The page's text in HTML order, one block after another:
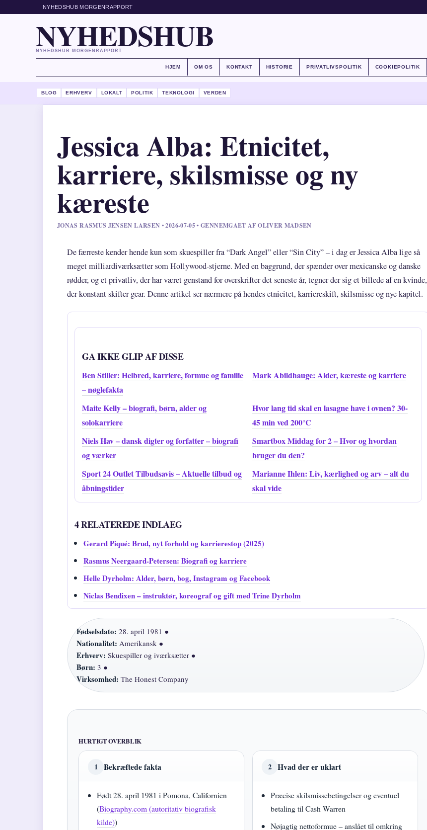
NYHEDSHUB MORGENRAPPORT
NYHEDSHUB
NYHEDSHUB MORGENRAPPORT
HJEM OM OS KONTAKT HISTORIE PRIVATLIVSPOLITIK COOKIEPOLITIK
BLOG ERHVERV LOKALT POLITIK TEKNOLOGI VERDEN
Jessica Alba: Etnicitet,
karriere, skilsmisse og ny
kæreste
JONAS RASMUS JENSEN LARSEN • 2026-07-05 • GENNEMGAET AF OLIVER MADSEN
De færreste kender hende kun som skuespiller fra “Dark Angel” eller “Sin City” – i dag er Jessica Alba lige så
meget milliardiværksætter som Hollywood-stjerne. Med en baggrund, der spænder over mexicanske og danske
rødder, og et privatliv, der har været genstand for overskrifter det seneste år, tegner der sig et billede af en kvinde,
der konstant skifter gear. Denne artikel ser nærmere på hendes etnicitet, karriereskift, skilsmisse og nye kapitel.
GA IKKE GLIP AF DISSE
Ben Stiller: Helbred, karriere, formue og familie
– nøglefakta
Mark Abildhauge: Alder, kæreste og karriere
Maite Kelly – biografi, børn, alder og
solokarriere
Hvor lang tid skal en lasagne have i ovnen? 30-
45 min ved 200°C
Niels Hav – dansk digter og forfatter – biografi
og værker
Smartbox Middag for 2 – Hvor og hvordan
bruger du den?
Sport 24 Outlet Tilbudsavis – Aktuelle tilbud og
åbningstider
Marianne Ihlen: Liv, kærlighed og arv – alt du
skal vide
4 RELATEREDE INDLAEG
Gerard Piqué: Brud, nyt forhold og karrierestop (2025)
Rasmus Neergaard-Petersen: Biografi og karriere
Helle Dyrholm: Alder, børn, bog, Instagram og Facebook
Niclas Bendixen – instruktør, koreograf og gift med Trine Dyrholm
Fødselsdato: 28. april 1981 ●
Nationalitet: Amerikansk ●
Erhverv: Skuespiller og iværksætter ●
Børn: 3 ●
Virksomhed: The Honest Company
HURTIGT OVERBLIK
1 Bekræftede fakta
Født 28. april 1981 i Pomona, Californien
(Biography.com (autoritativ biografisk
kilde))
2 Hvad der er uklart
Præcise skilsmissebetingelser og eventuel
betaling til Cash Warren
Nøjagtig nettoformue – anslået til omkring